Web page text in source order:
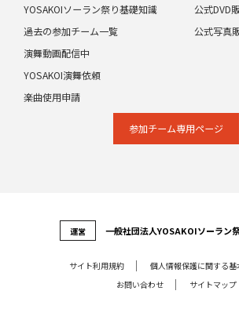
YOSAKOIソーラン祭り基礎知識
過去の参加チーム一覧
演舞動画配信中
公式DVD
公式写真
YOSAKOI演舞依頼
楽曲使用申請
参加チーム専⽤ページ
運営 ⼀般社団法⼈YOSAKOIソーラン
サイト利⽤規約
個⼈情報保護に関する基
お問い合わせ
サイトマップ